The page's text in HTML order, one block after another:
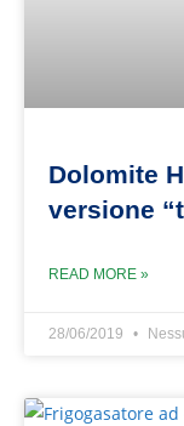
Dolomite
versione
READ MORE »
28/06/2019